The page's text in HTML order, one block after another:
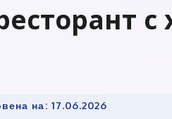
с
на: 17.06.2026